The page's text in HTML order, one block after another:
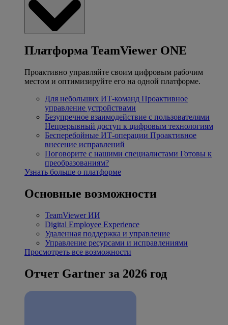
Платформа TeamViewer ONE
Проактивно управляйте своим цифровым рабочим
местом и оптимизируйте его на одной платформе.
Для небольших ИТ-команд Проактивное
управление устройствами
Безупречное взаимодействие с пользователями
Непрерывный доступ к цифровым технологиям
Бесперебойные ИТ-операции Проактивное
внесение исправлений
Поговорите с нашими специалистами Готовы к
преобразованиям?
Узнать больше о платформе
Основные возможности
TeamViewer ИИ
Digital Employee Experience
Удаленная поддержка и управление
Управление ресурсами и исправлениями
Просмотреть все возможности
Отчет Gartner за 2026 год